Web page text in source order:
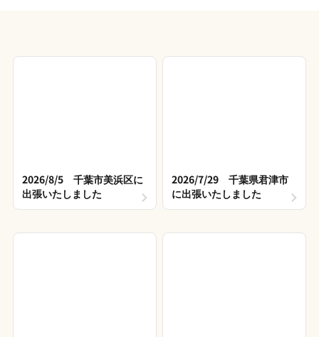
2026/8/5 千葉市美浜区に
出張いたしました
2026/7/29 千葉県君津市
に出張いたしました